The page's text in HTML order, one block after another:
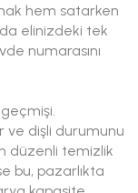
hem satarken
elinizdeki tek
numarasını
ve dişli durumunu
düzenli temizlik
bu, pazarlıkta